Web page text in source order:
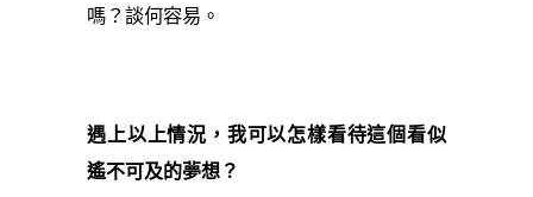
嗎？談何容易。
遇上以上情況，我可以怎樣看待這個看似
遙不可及的夢想？